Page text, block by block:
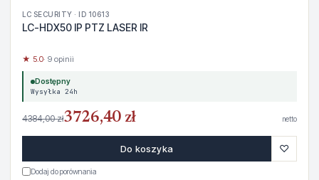
LC SECURITY · ID 10613
LC-HDX50 IP PTZ LASER IR
★ 5.0· 9 opinii
Dostępny
Wysyłka 24h
4384,00 zł3726,40 zł netto
Do koszyka ♡
Dodaj do porównania